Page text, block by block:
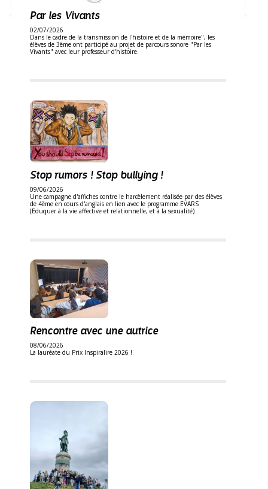
Par les Vivants
02/07/2026
Dans le cadre de la transmission de l'histoire et de la mémoire", les
élèves de 3ème ont participé au projet de parcours sonore "Par les
Vivants" avec leur professeur d'histoire.
Stop rumors ! Stop bullying !
09/06/2026
Une campagne d'affiches contre le harcèlement réalisée par des élèves
de 4ème en cours d'anglais en lien avec le programme EVARS
(Eduquer à la vie affective et relationnelle, et à la sexualité)
Rencontre avec une autrice
08/06/2026
La lauréate du Prix Inspiralire 2026 !